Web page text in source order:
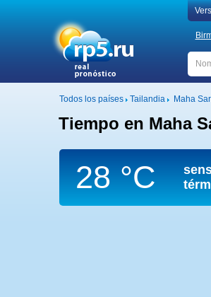
Todos los países Tailandia Maha
Tiempo en Maha
28 °C